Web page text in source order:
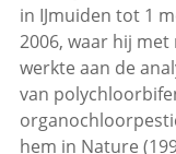
in IJmuiden tot 1
2006, waar hij met
werkte aan de
van
hem in Nature